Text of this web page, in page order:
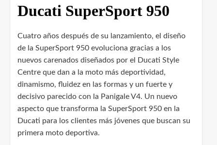
Ducati SuperSport 950
Cuatro años después de su lanzamiento, el diseño
de la SuperSport 950 evoluciona gracias a los
nuevos carenados diseñados por el Ducati Style
Centre que dan a la moto más deportividad,
dinamismo, fluidez en las formas y un fuerte y
decisivo parecido con la Panigale V4. Un nuevo
aspecto que transforma la SuperSport 950 en la
Ducati para los clientes más jóvenes que buscan su
primera moto deportiva.